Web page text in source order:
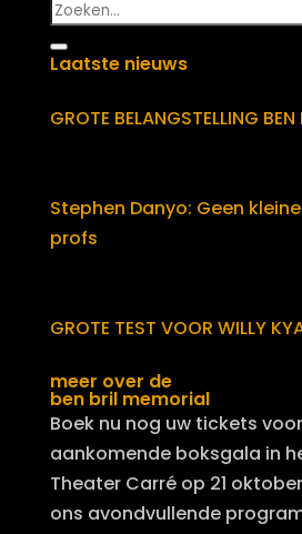
Laatste nieuws
GROTE BELANGSTELLING
Stephen Danyo: Geen
profs
GROTE TEST VOOR WILLY
meer over de
ben bril memorial
Boek nu nog uw tickets
aankomende boksgala in
Theater Carré op 21
ons avondvullende